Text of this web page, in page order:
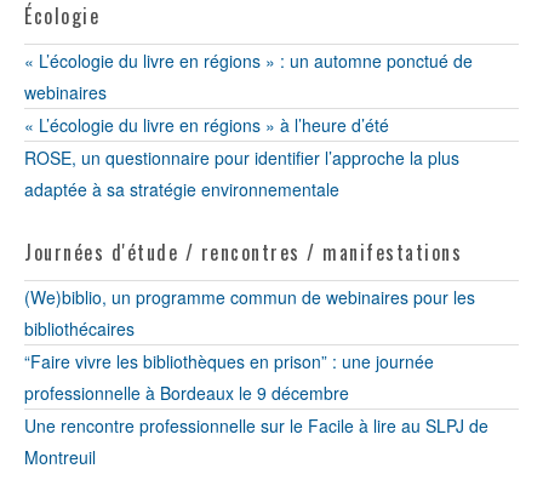
Écologie
« L’écologie du livre en régions » : un automne ponctué de
webinaires
« L’écologie du livre en régions » à l’heure d’été
ROSE, un questionnaire pour identifier l’approche la plus
adaptée à sa stratégie environnementale
Journées d'étude / rencontres / manifestations
(We)biblio, un programme commun de webinaires pour les
bibliothécaires
“Faire vivre les bibliothèques en prison” : une journée
professionnelle à Bordeaux le 9 décembre
Une rencontre professionnelle sur le Facile à lire au SLPJ de
Montreuil